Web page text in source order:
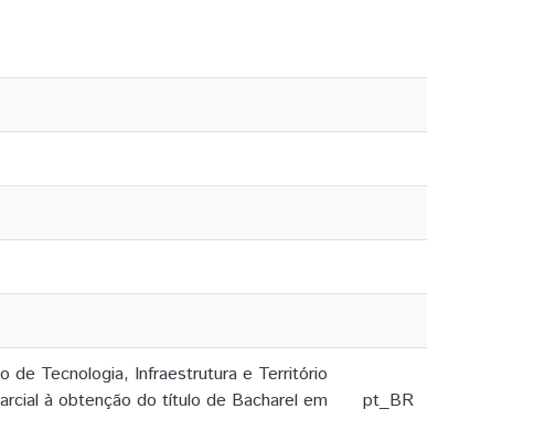
de Tecnologia, Infraestrutura e Território
à obtenção do título de Bacharel em
pt_BR